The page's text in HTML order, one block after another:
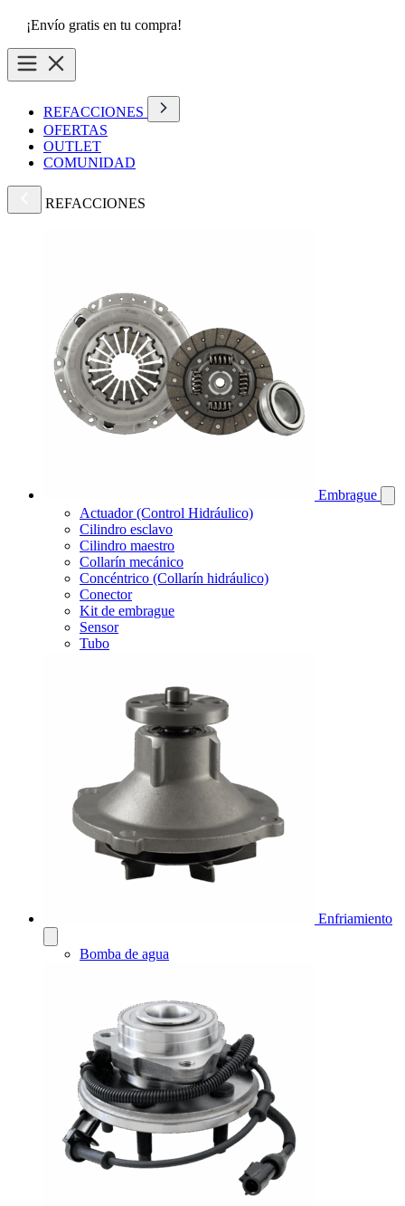
¡Envío gratis en tu compra!
REFACCIONES
OFERTAS
OUTLET
COMUNIDAD
REFACCIONES
Embrague
Actuador (Control Hidráulico)
Cilindro esclavo
Cilindro maestro
Collarín mecánico
Concéntrico (Collarín hidráulico)
Conector
Kit de embrague
Sensor
Tubo
Enfriamiento
Bomba de agua